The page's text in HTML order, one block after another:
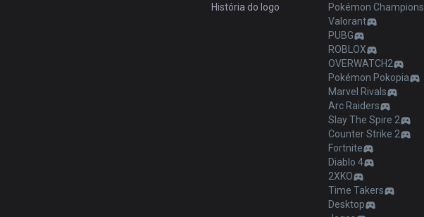
História do logo
Pokémon Champions
Valorant
PUBG
ROBLOX
OVERWATCH2
Pokémon Pokopia
Marvel Rivals
Arc Raiders
Slay The Spire 2
Counter Strike 2
Fortnite
Diablo 4
2XKO
Time Takers
Desktop